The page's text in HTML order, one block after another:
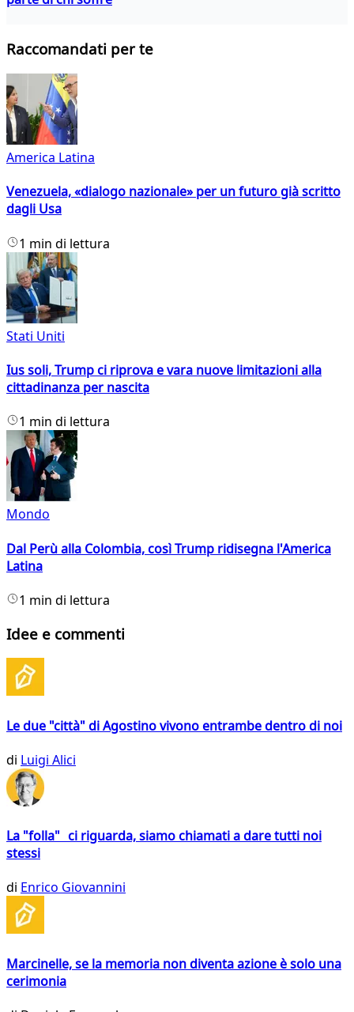
Raccomandati per te
America Latina
Venezuela, «dialogo nazionale» per un futuro già scritto
dagli Usa
1 min di lettura
Stati Uniti
Ius soli, Trump ci riprova e vara nuove limitazioni alla
cittadinanza per nascita
1 min di lettura
Mondo
Dal Perù alla Colombia, così Trump ridisegna l'America
Latina
1 min di lettura
Idee e commenti
Le due "città" di Agostino vivono entrambe dentro di noi
di Luigi Alici
La "folla" ci riguarda, siamo chiamati a dare tutti noi
stessi
di Enrico Giovannini
Marcinelle, se la memoria non diventa azione è solo una
cerimonia